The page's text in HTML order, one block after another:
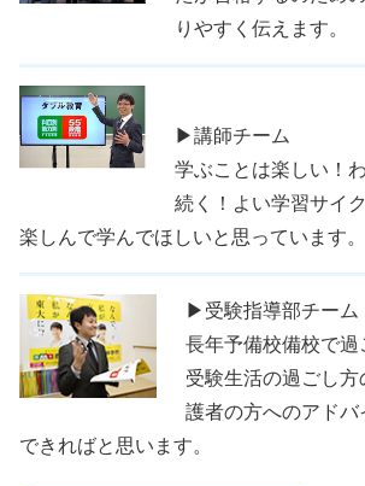
りやすく伝えます。
▶講師チーム
学ぶことは楽しい！
続く！よい学習サイ
楽しんで学んでほしいと思っています。
▶受験指導部チーム
長年予備校備校で過
受験生活の過ごし
護者の方へのアドバ
できればと思います。